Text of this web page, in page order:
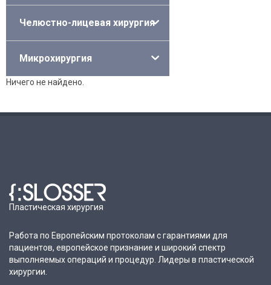
Челюстно-лицевая хирургия
Микрохирургия
Ничего не найдено.
Пластическая хирургия
Работа по Европейским протоколам с гарантиями для
пациентов, европейское признание и широкий спектр
выполняемых операций и процедур. Лидеры в пластической
хирургии.